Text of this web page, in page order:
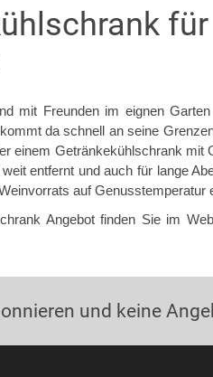
mit Freunden im eignen
da schnell an seine
einem Getränkekühlschrank mit
entfernt und auch für lange
auf Genusstemperatur
Angebot finden Sie im
und keine